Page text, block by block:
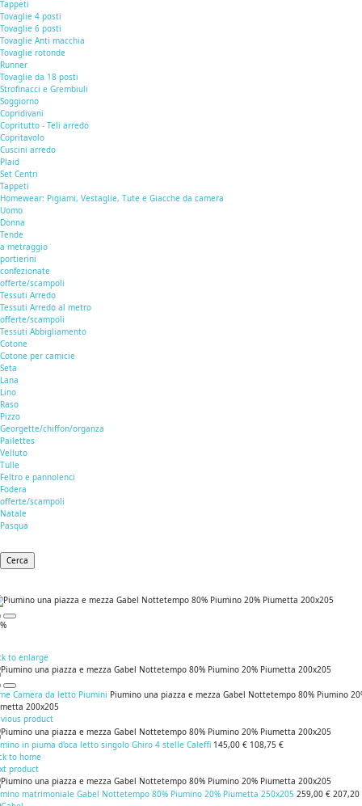
Tappeti
Tovaglie 4 posti
Tovaglie 6 posti
Tovaglie Anti macchia
Tovaglie rotonde
Runner
Tovaglie da 18 posti
Strofinacci e Grembiuli
Soggiorno
Copridivani
Copritutto - Teli arredo
Copritavolo
Cuscini arredo
Plaid
Set Centri
Tappeti
Homewear: Pigiami, Vestaglie, Tute e Giacche da camera
Uomo
Donna
Tende
a metraggio
portierini
confezionate
offerte/scampoli
Tessuti Arredo
Tessuti Arredo al metro
offerte/scampoli
Tessuti Abbigliamento
Cotone
Cotone per camicie
Seta
Lana
Lino
Raso
Pizzo
Georgette/chiffon/organza
Pailettes
Velluto
Tulle
Feltro e pannolenci
Fodera
offerte/scampoli
Natale
Pasqua
Cerca
to enlarge
Camera da letto Piumini Piumino una piazza e mezza Gabel Nottetempo 80% Piumino
200x205
product
in piuma d'oca letto singolo Ghiro 4 stelle Caleffi 145,00 € 108,75 €
to home
product
matrimoniale Gabel Nottetempo 80% Piumino 20% Piumetta 250x205 259,00 € 207,20